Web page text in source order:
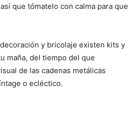
que tómatelo con calma para que
y bricolaje existen kits y
maña, del tiempo del que
de las cadenas metálicas
o ecléctico.